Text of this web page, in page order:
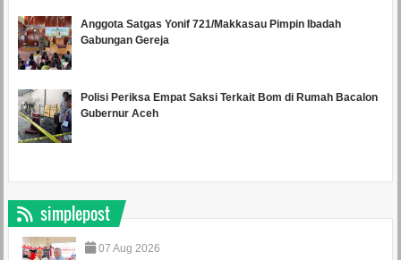
Anggota Satgas Yonif 721/Makkasau Pimpin Ibadah
Gabungan Gereja
Polisi Periksa Empat Saksi Terkait Bom di Rumah Bacalon
Gubernur Aceh
simplepost
07 Aug 2026